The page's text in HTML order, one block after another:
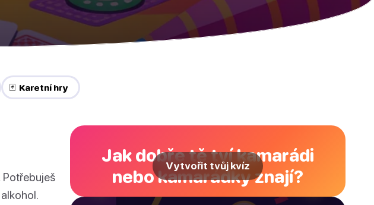
🃏 Karetní hry
Potřebuješ
Jak dobře tě tví kamarádi
nebo kamarádky znají?
Vytvořit tvůj kvíz